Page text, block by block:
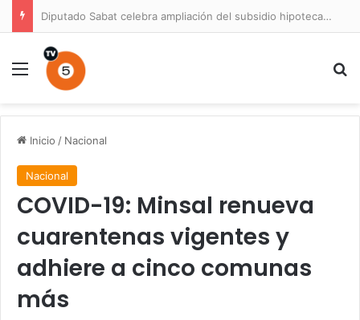
Diputado Sabat celebra ampliación del subsidio hipotecario con viviendas de hasta 6.000 UF
Menú
Inicio / Nacional
Nacional
COVID-19: Minsal renueva
cuarentenas vigentes y
adhiere a cinco comunas
más